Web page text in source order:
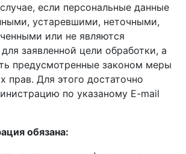
если персональные данные
устаревшими, неточными,
или не являются
заявленной цели обработки, а
предусмотренные законом меры
прав. Для этого достаточно
по указаному E-mail
обязана: